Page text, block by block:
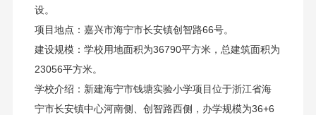
设。
项目地点：嘉兴市海宁市长安镇创智路66号。
建设规模：学校用地面积为36790平方米，总建筑面积为
23056平方米。
学校介绍：新建海宁市钱塘实验小学项目位于浙江省海
宁市长安镇中心河南侧、创智路西侧，办学规模为36+6